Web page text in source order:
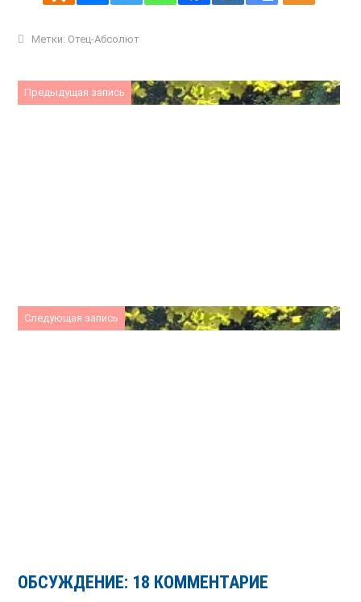
Метки: Отец-Абсолют
Предыдущая запись
Следующая запись
ОБСУЖДЕНИЕ: 18 КОММЕНТАРИЕ